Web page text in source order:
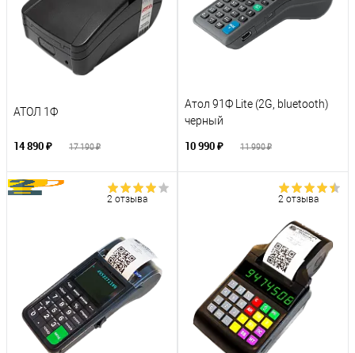
АТОЛ 1Ф
14 890 ₽ 17 190 ₽
Атол 91Ф Lite (2G, bluetooth)
черный
10 990 ₽ 11 990 ₽
2 отзыва 2 отзыва